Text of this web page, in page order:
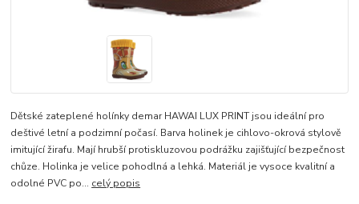
Dětské zateplené holínky demar HAWAI LUX PRINT jsou ideální pro
deštivé letní a podzimní počasí. Barva holinek je cihlovo-okrová stylově
imitující žirafu. Mají hrubší protiskluzovou podrážku zajišťující bezpečnost
chůze. Holinka je velice pohodlná a lehká. Materiál je vysoce kvalitní a
odolné PVC po... celý popis